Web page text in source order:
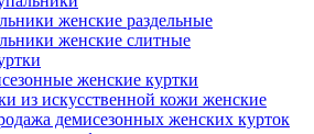
женские раздельные
женские слитные
женские куртки
из искусственной кожи женские
демисезонных женских курток